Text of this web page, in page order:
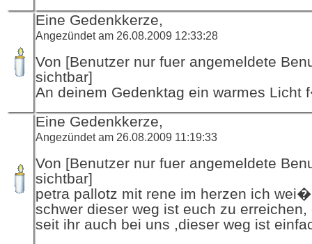
Eine Gedenkkerze,
Angezündet am 26.08.2009 12:33:28
Von [Benutzer nur fuer angemeldete
sichtbar]
An deinem Gedenktag ein warmes Licht
Eine Gedenkkerze,
Angezündet am 26.08.2009 11:19:33
Von [Benutzer nur fuer angemeldete
sichtbar]
petra pallotz mit rene im herzen ich
schwer dieser weg ist euch zu erreichen,
seit ihr auch bei uns ,dieser weg ist